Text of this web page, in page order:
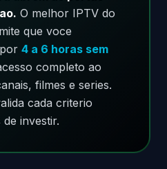
O melhor IPTV do
que voce
4 a 6 horas sem
completo ao
filmes e series.
cada criterio
investir.